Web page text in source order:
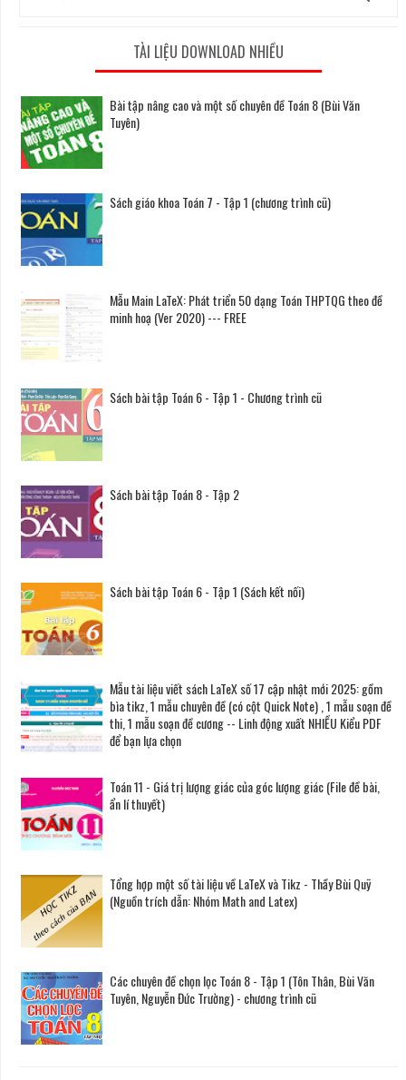
TÀI LIỆU DOWNLOAD NHIỀU
Bài tập nâng cao và một số chuyên đề Toán 8 (Bùi Văn
Tuyên)
Sách giáo khoa Toán 7 - Tập 1 (chương trình cũ)
Mẫu Main LaTeX: Phát triển 50 dạng Toán THPTQG theo đề
minh hoạ (Ver 2020) --- FREE
Sách bài tập Toán 6 - Tập 1 - Chương trình cũ
Sách bài tập Toán 8 - Tập 2
Sách bài tập Toán 6 - Tập 1 (Sách kết nối)
Mẫu tài liệu viết sách LaTeX số 17 cập nhật mới 2025: gồm
bìa tikz, 1 mẫu chuyên đề (có cột Quick Note) , 1 mẫu soạn đề
thi, 1 mẫu soạn đề cương -- Linh động xuất NHIỀU Kiểu PDF
để bạn lựa chọn
Toán 11 - Giá trị lượng giác của góc lượng giác (File đề bài,
ẩn lí thuyết)
Tổng hợp một số tài liệu về LaTeX và Tikz - Thầy Bùi Quỹ
(Nguồn trích dẫn: Nhóm Math and Latex)
Các chuyên đề chọn lọc Toán 8 - Tập 1 (Tôn Thân, Bùi Văn
Tuyên, Nguyễn Đức Trường) - chương trình cũ